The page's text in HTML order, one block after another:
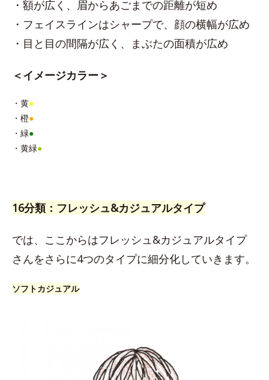
・額が広く、眉からあごまでの距離が短め
・フェイスラインはシャープで、顔の横幅が広め
・目と目の間隔が広く、まぶたの面積が広め
＜イメージカラー＞
・黄●
・橙●
・緑●
・黄緑●
16分類：フレッシュ&カジュアルタイプ
では、ここからはフレッシュ&カジュアルタイプ
さんをさらに4つのタイプに細分化していきます。
ソフトカジュアル